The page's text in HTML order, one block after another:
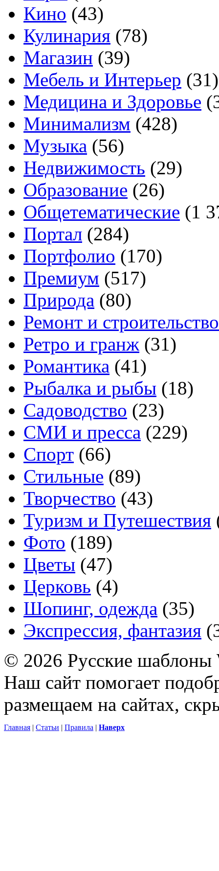
Кино (43)
Кулинария (78)
Магазин (39)
Мебель и Интерьер (31)
Медицина и Здоровье
Минимализм (428)
Музыка (56)
Недвижимость (29)
Образование (26)
Общетематические (1
Портал (284)
Портфолио (170)
Премиум (517)
Природа (80)
Ремонт и строительство
Ретро и гранж (31)
Романтика (41)
Рыбалка и рыбы (18)
Садоводство (23)
СМИ и пресса (229)
Спорт (66)
Стильные (89)
Творчество (43)
Туризм и Путешествия
Фото (189)
Цветы (47)
Церковь (4)
Шопинг, одежда (35)
Экспрессия, фантазия
© 2026 Русские шаблоны
Наш сайт помогает
размещаем на сайтах,
Главная | Статьи | Правила | Наверх